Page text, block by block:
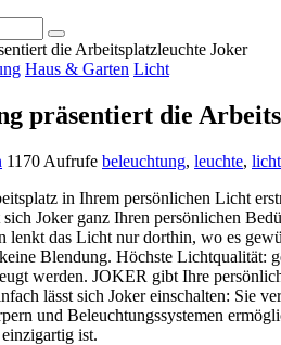
Haus & Garten Licht
präsentiert die
1170 Aufrufe beleuchtung, leuchte, licht
in Ihrem persönlichen Licht
sich Joker ganz Ihren persönlichen
lenkt das Licht nur dorthin, wo es
Blendung. Höchste Lichtqualität:
werden. JOKER gibt Ihre
lässt sich Joker einschalten: Sie
und Beleuchtungssystemen
ist.